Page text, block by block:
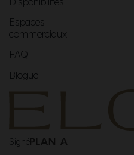
Espaces
commerciaux
FAQ
Blogue
Signé